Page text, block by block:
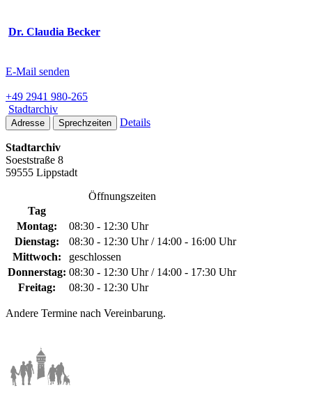
Dr. Claudia Becker
E-Mail senden
+49 2941 980-265
Stadtarchiv
Adresse Sprechzeiten Details
Stadtarchiv
Soeststraße 8
59555 Lippstadt
Öffnungszeiten
Tag
Montag:
08:30 - 12:30 Uhr
Dienstag:
08:30 - 12:30 Uhr / 14:00 - 16:00 Uhr
Mittwoch:
geschlossen
Donnerstag: 08:30 - 12:30 Uhr / 14:00 - 17:30 Uhr
Freitag:
08:30 - 12:30 Uhr
Andere Termine nach Vereinbarung.